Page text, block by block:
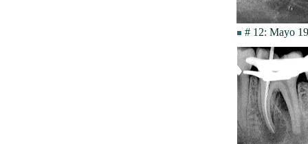
# 12: Mayo